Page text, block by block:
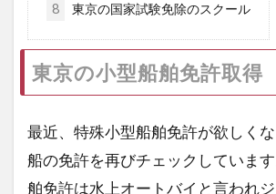
8 東京の国家試験免除のスクール
東京の小型船舶免許取得
最近、特殊小型船舶免許が欲しく
船の免許を再びチェックしていま
舶免許は水上オートバイと言われ